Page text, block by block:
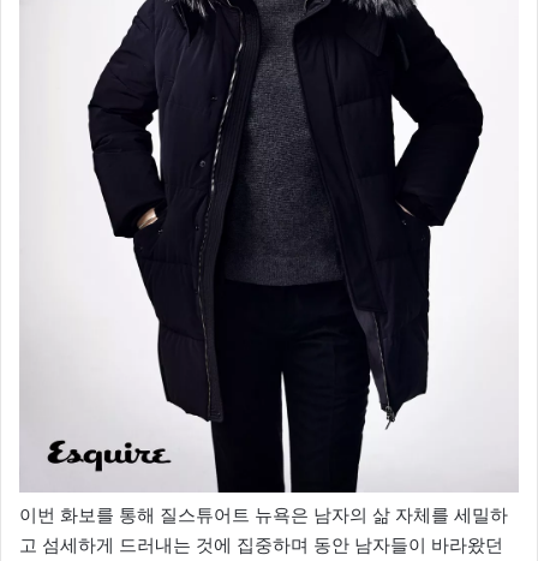
이번 화보를 통해 질스튜어트 뉴욕은 남자의 삶 자체를 세밀하
고 섬세하게 드러내는 것에 집중하며 동안 남자들이 바라왔던